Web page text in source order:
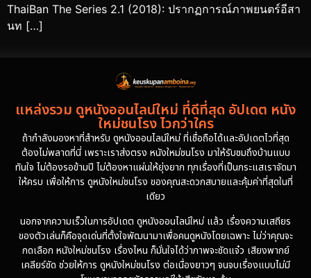
ThaiBan The Series 2.1 (2018): ปรากฏการณ์ภาพยนตร์อีสา
นท […]
แหล่งรวม ดูหนังออนไลน์ใหม่ ที่ดีที่สุด อัปเดต หนัง
ใหม่ชนโรง ไวกว่าใคร
ถ้ากำลังมองหาที่สำหรับ ดูหนังออนไลน์ใหม่ ที่เชื่อถือได้และอัปเดตไวที่สุด
ต้องไม่พลาดที่นี่ เพราะเราส่งตรง หนังใหม่ชนโรง มาให้รับชมถึงบ้านแบบ
ทันใจ ไม่ต้องรอข้ามปี ไม่ต้องหาแผ่นให้ยุ่งยาก ทุกเรื่องที่เป็นกระแสเราจัดมา
ให้ครบ เพื่อให้การ ดูหนังใหม่ชนโรง ของคุณสะดวกสบายและคุ้มค่าที่สุดในที่
เดียว
นอกจากความเร็วในการอัปเดต ดูหนังออนไลน์ใหม่ แล้ว เรื่องความเสถียร
ของตัวเล่นก็คือจุดเด่นที่ตั้งใจพัฒนามาเพื่อคนดูหนังโดยเฉพาะ ไม่ว่าคุณจะ
กดเลือก หนังใหม่ชนโรง เรื่องไหน ก็มั่นใจได้ว่าภาพจะชัดแจ๋ว เสียงพากย์
เคลียร์ชัด ช่วยให้การ ดูหนังใหม่ชนโรง ต่อเนื่องยาวๆ จนจบเรื่องแบบไม่มี